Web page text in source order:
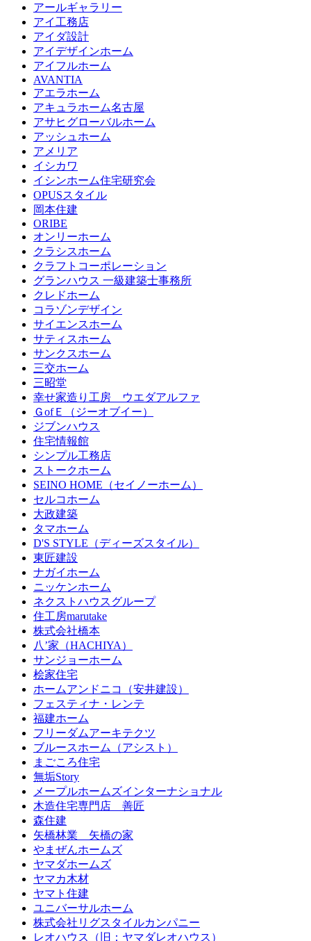
アールギャラリー
アイ工務店
アイダ設計
アイデザインホーム
アイフルホーム
AVANTIA
アエラホーム
アキュラホーム名古屋
アサヒグローバルホーム
アッシュホーム
アメリア
イシカワ
イシンホーム住宅研究会
OPUSスタイル
岡本住建
ORIBE
オンリーホーム
クラシスホーム
クラフトコーポレーション
グランハウス 一級建築士事務所
クレドホーム
コラゾンデザイン
サイエンスホーム
サティスホーム
サンクスホーム
三交ホーム
三昭堂
幸せ家造り工房 ウエダアルファ
ＧofＥ（ジーオブイー）
ジブンハウス
住宅情報館
シンプル工務店
ストークホーム
SEINO HOME（セイノーホーム）
セルコホーム
大政建築
タマホーム
D'S STYLE（ディーズスタイル）
東匠建設
ナガイホーム
ニッケンホーム
ネクストハウスグループ
住工房marutake
株式会社橋本
八’家（HACHIYA）
サンジョーホーム
桧家住宅
ホームアンドニコ（安井建設）
フェスティナ・レンテ
福建ホーム
フリーダムアーキテクツ
ブルースホーム（アシスト）
まごころ住宅
無垢Story
メープルホームズインターナショナル
木造住宅専門店 善匠
森住建
矢橋林業 矢橋の家
やまぜんホームズ
ヤマダホームズ
ヤマカ木材
ヤマト住建
ユニバーサルホーム
株式会社リグスタイルカンパニー
レオハウス（旧：ヤマダレオハウス）